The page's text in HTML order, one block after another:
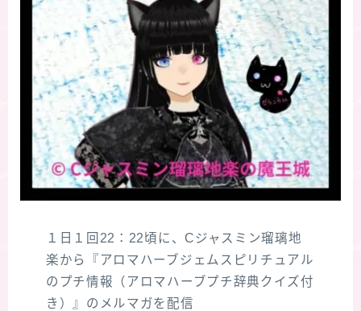
１日１回22：22頃に、Cジャスミン瑠璃地
楽から『アロマハーブジェムスピリチュアル
のプチ情報（アロマハーブプチ辞典クイズ付
き）』のメルマガを配信